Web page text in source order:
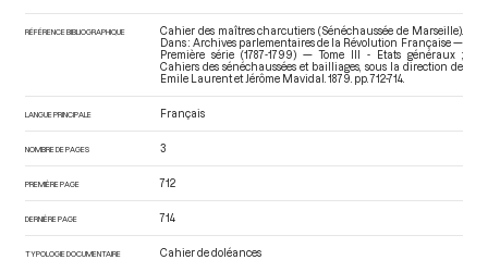
RÉFÉRENCE BIBLIOGRAPHIQUE
Cahier des maîtres charcutiers (Sénéchaussée de Marseille).
Dans : Archives parlementaires de la Révolution Française —
Première série (1787-1799) — Tome III - Etats généraux ;
Cahiers des sénéchaussées et bailliages , sous la direction de
Emile Laurent et Jérôme Mavidal. 1879. pp. 712-714.
LANGUE PRINCIPALE Français
NOMBRE DE PAGES 3
PREMIÈRE PAGE 712
DERNIÈRE PAGE 714
TYPOLOGIE DOCUMENTAIRE Cahier de doléances